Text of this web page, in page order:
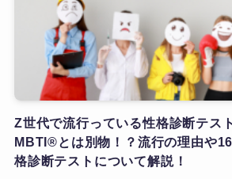
Z世代で流行っている性格診断テス
MBTI®とは別物！？流行の理由や
格診断テストについて解説！